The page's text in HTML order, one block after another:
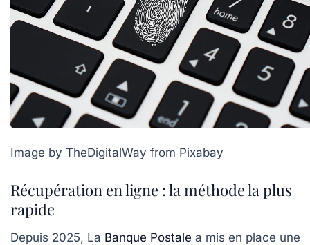
Image by TheDigitalWay from Pixabay
Récupération en ligne : la méthode la plus
rapide
Depuis 2025, La Banque Postale a mis en place une